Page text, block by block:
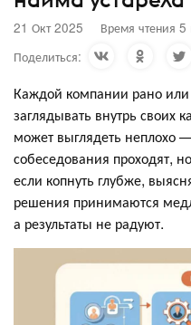
21 Окт 2025 Время чтения
Поделиться:
Каждой компании рано или
заглядывать внутрь своих
может выглядеть неплохо
собеседования проходят,
если копнуть глубже,
решения принимаются
а результаты не радуют.